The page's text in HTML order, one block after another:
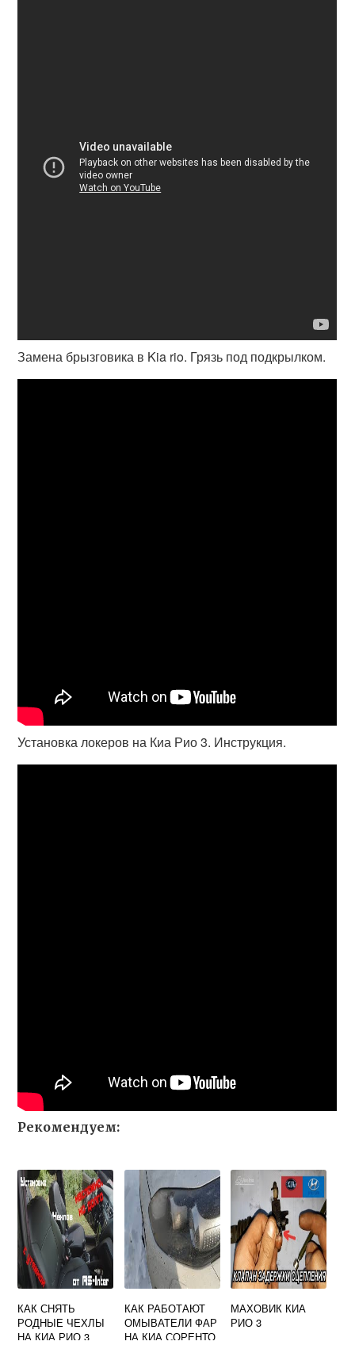
Замена брызговика в Kia rio. Грязь под подкрылком.
Установка локеров на Киа Рио 3. Инструкция.
Рекомендуем:
КАК СНЯТЬ
РОДНЫЕ ЧЕХЛЫ
НА КИА РИО 3
КАК РАБОТАЮТ
ОМЫВАТЕЛИ ФАР
НА КИА СОРЕНТО
МАХОВИК КИА
РИО 3